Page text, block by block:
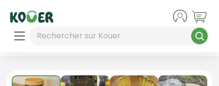
Rechercher sur Kouer